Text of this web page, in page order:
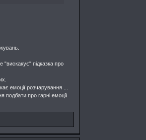
підказка про
емоції розчарування ...
подбати про гарні емоції